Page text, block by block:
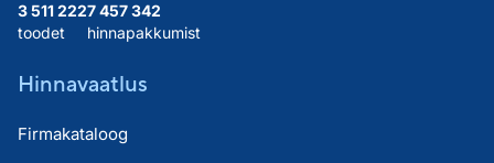
3 511 222
toodet
7 457 342
hinnapakkumist
Hinnavaatlus
Firmakataloog